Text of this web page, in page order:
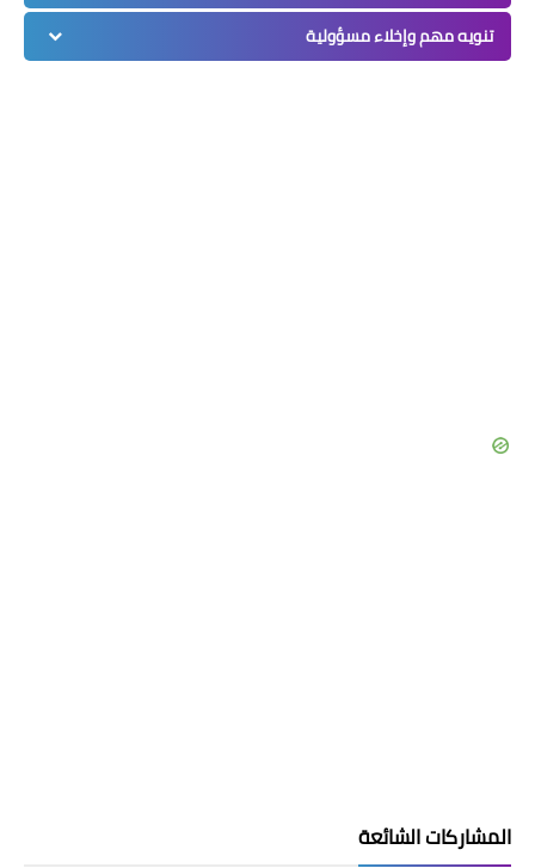
تنويه مهم وإخلاء مسؤولية
المشاركات الشائعة